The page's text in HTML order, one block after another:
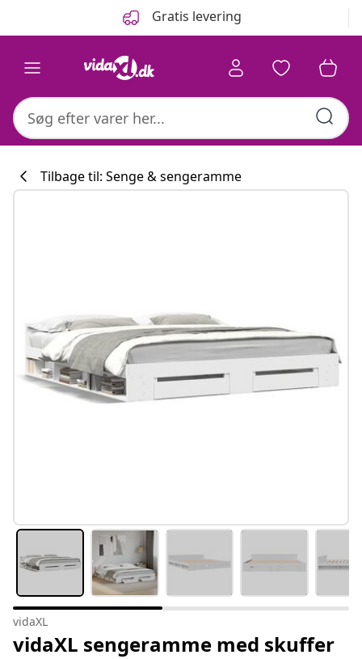
Gratis levering
Tilbage til: Senge & sengeramme
vidaXL
vidaXL sengeramme med skuffer